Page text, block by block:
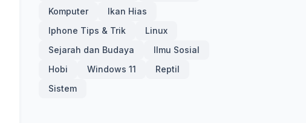
Komputer
Ikan Hias
Iphone Tips & Trik
Linux
Sejarah dan Budaya
Ilmu Sosial
Hobi
Windows 11
Reptil
Sistem